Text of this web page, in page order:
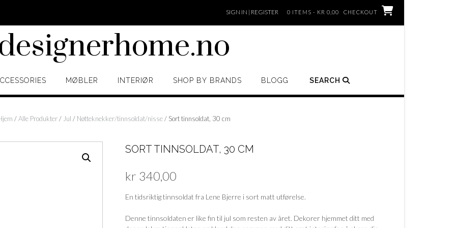
SIGN IN | REGISTER 0 ITEMS - KR 0,00 CHECKOUT
MØBLER INTERIØR SHOP BY BRANDS BLOGG SEARCH
/Alle Produkter/ Jul / Nøtteknekker/tinnsoldat/nisse/ Sort tinnsoldat, 30 cm
SORT TINNSOLDAT, 30 CM
kr 340,00
En tidsriktig tinnsoldat fra Lene Bjerre i sort matt utførelse.
Denne tinnsoldaten er like fin til jul som resten av året. Dekorer hjemmet ditt med